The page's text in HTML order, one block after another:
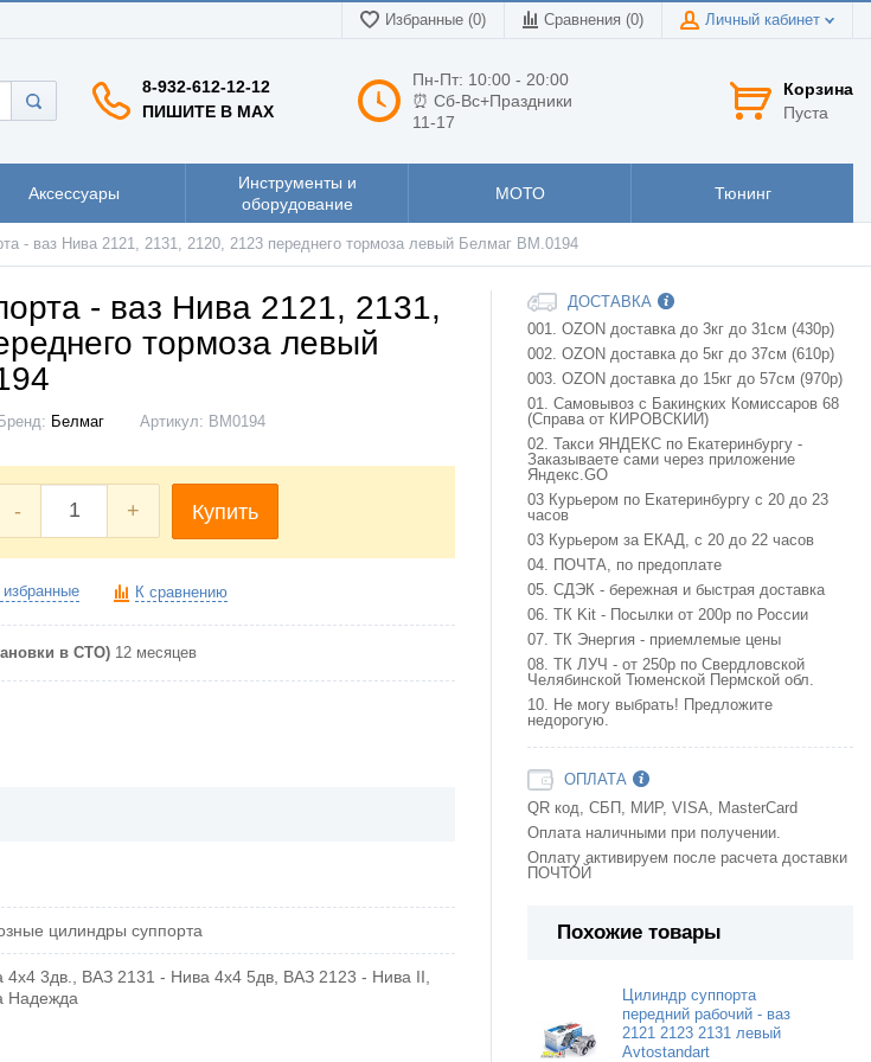
Избранные (0) Сравнения (0) Личный кабинет
8-932-612-12-12
ПИШИТЕ В MAX
Пн-Пт: 10:00 - 20:00
⏰ Сб-Вс+Праздники
11-17
Корзина
Пуста
Аксессуары
Инструменты и
оборудование
МОТО Тюнинг
- ваз Нива 2121, 2131, 2120, 2123 переднего тормоза левый Белмаг BM.0194
- ваз Нива 2121, 2131,
тормоза левый
Бренд: Белмаг Артикул: BM0194
- + Купить
избранные К сравнению
в СТО) 12 месяцев
цилиндры суппорта
3дв., ВАЗ 2131 - Нива 4х4 5дв, ВАЗ 2123 - Нива II,
Надежда
ДОСТАВКА
001. OZON доставка до 3кг до 31см (430р)
002. OZON доставка до 5кг до 37см (610р)
003. OZON доставка до 15кг до 57см (970р)
01. Самовывоз с Бакинских Комиссаров 68
(Справа от КИРОВСКИЙ)
02. Такси ЯНДЕКС по Екатеринбургу -
Заказываете сами через приложение
Яндекс.GO
03 Курьером по Екатеринбургу с 20 до 23
часов
03 Курьером за ЕКАД, с 20 до 22 часов
04. ПОЧТА, по предоплате
05. СДЭК - бережная и быстрая доставка
06. ТК Kit - Посылки от 200р по России
07. ТК Энергия - приемлемые цены
08. ТК ЛУЧ - от 250р по Свердловской
Челябинской Тюменской Пермской обл.
10. Не могу выбрать! Предложите
недорогую.
ОПЛАТА
QR код, СБП, МИР, VISA, MasterCard
Оплата наличными при получении.
Оплату активируем после расчета доставки
ПОЧТОЙ
Похожие товары
Цилиндр суппорта
передний рабочий - ваз
2121 2123 2131 левый
Avtostandart